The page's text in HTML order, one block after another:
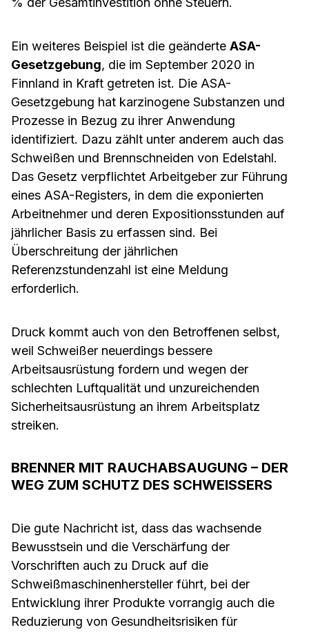
Ein weiteres Beispiel ist die geänderte ASA-
Gesetzgebung, die im September 2020 in
Finnland in Kraft getreten ist. Die ASA-
Gesetzgebung hat karzinogene Substanzen und
Prozesse in Bezug zu ihrer Anwendung
identifiziert. Dazu zählt unter anderem auch das
Schweißen und Brennschneiden von Edelstahl.
Das Gesetz verpflichtet Arbeitgeber zur Führung
eines ASA-Registers, in dem die exponierten
Arbeitnehmer und deren Expositionsstunden auf
jährlicher Basis zu erfassen sind. Bei
Überschreitung der jährlichen
Referenzstundenzahl ist eine Meldung
erforderlich.
Druck kommt auch von den Betroffenen selbst,
weil Schweißer neuerdings bessere
Arbeitsausrüstung fordern und wegen der
schlechten Luftqualität und unzureichenden
Sicherheitsausrüstung an ihrem Arbeitsplatz
streiken.
BRENNER MIT RAUCHABSAUGUNG – DER
WEG ZUM SCHUTZ DES SCHWEISSERS
Die gute Nachricht ist, dass das wachsende
Bewusstsein und die Verschärfung der
Vorschriften auch zu Druck auf die
Schweißmaschinenhersteller führt, bei der
Entwicklung ihrer Produkte vorrangig auch die
Reduzierung von Gesundheitsrisiken für